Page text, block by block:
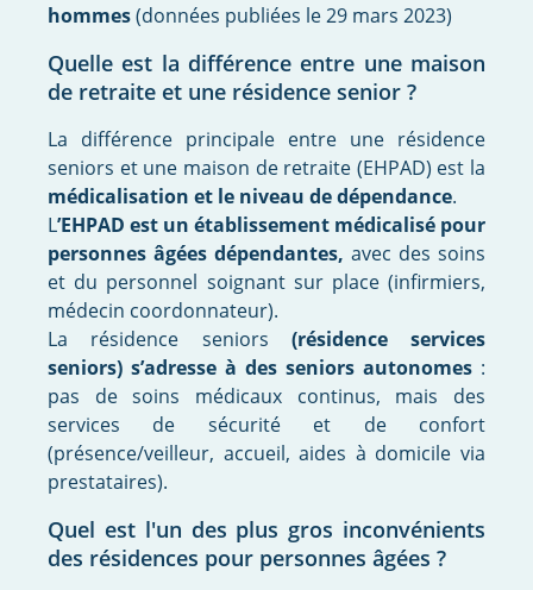
hommes(données publiées le 29 mars 2023)
Quelle est la différence entre une maison
de retraite et une résidence senior ?
La différence principale entre une résidence
seniors et une maison de retraite (EHPAD) est la
médicalisation et le niveau de dépendance.
L’EHPAD est un établissement médicalisé pour
personnes âgées dépendantes, avec des soins
et du personnel soignant sur place (infirmiers,
médecin coordonnateur).
La résidence seniors (résidence services
seniors) s’adresse à des seniors autonomes :
pas de soins médicaux continus, mais des
services de sécurité et de confort
(présence/veilleur, accueil, aides à domicile via
prestataires).
Quel est l'un des plus gros inconvénients
des résidences pour personnes âgées ?